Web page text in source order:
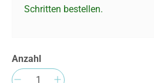
Schritten bestellen.
Anzahl
Produkt Anzahl: Gib